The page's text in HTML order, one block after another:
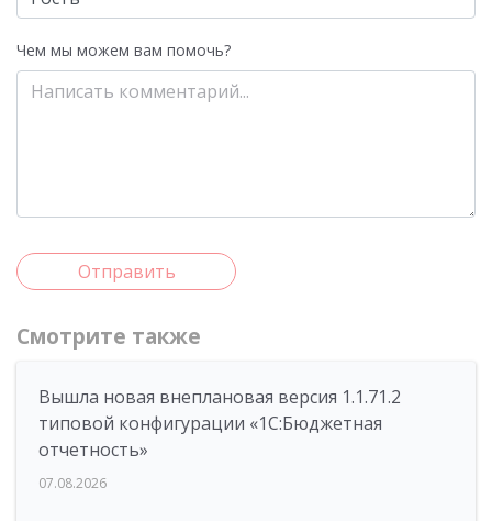
Чем мы можем вам помочь?
Отправить
Смотрите также
Вышла новая внеплановая версия 1.1.71.2
типовой конфигурации «1C:Бюджетная
отчетность»
07.08.2026